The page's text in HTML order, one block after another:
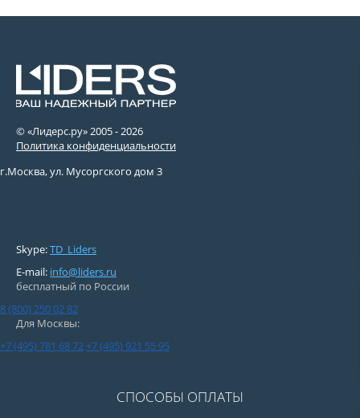
© «Лидерс.ру» 2005 -2026
Политика конфиденциальности
г.Москва, ул. Мусоргского дом 3
Skype:TD_Liders
E-mail: info@liders.ru
бесплатный по России
8 (800) 250 02 82
Для Москвы:
+7 (495) 781 68 72+7 (495) 921 55 95
СПОСОБЫ ОПЛАТЫ